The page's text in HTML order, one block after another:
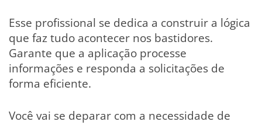
Esse profissional se dedica a construir a lógica
que faz tudo acontecer nos bastidores.
Garante que a aplicação processe
informações e responda a solicitações de
forma eficiente.
Você vai se deparar com a necessidade de